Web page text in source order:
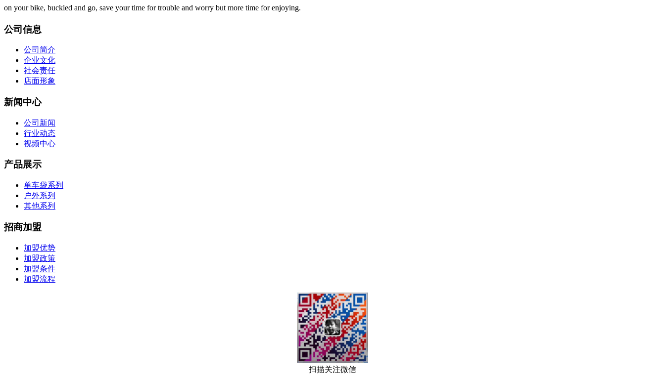
on your bike, buckled and go, save your time for trouble and worry but more time for enjoying.
公司信息
公司简介
企业文化
社会责任
店面形象
新闻中心
公司新闻
行业动态
视频中心
产品展示
单车袋系列
户外系列
其他系列
招商加盟
加盟优势
加盟政策
加盟条件
加盟流程
扫描关注微信